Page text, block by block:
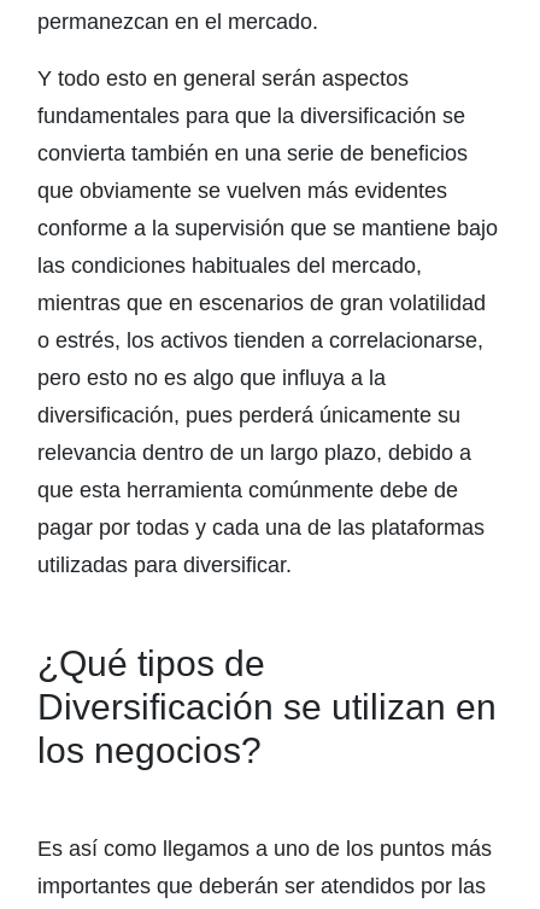
permanezcan en el mercado.
Y todo esto en general serán aspectos
fundamentales para que la diversificación se
convierta también en una serie de beneficios
que obviamente se vuelven más evidentes
conforme a la supervisión que se mantiene bajo
las condiciones habituales del mercado,
mientras que en escenarios de gran volatilidad
o estrés, los activos tienden a correlacionarse,
pero esto no es algo que influya a la
diversificación, pues perderá únicamente su
relevancia dentro de un largo plazo, debido a
que esta herramienta comúnmente debe de
pagar por todas y cada una de las plataformas
utilizadas para diversificar.
¿Qué tipos de
Diversificación se utilizan en
los negocios?
Es así como llegamos a uno de los puntos más
importantes que deberán ser atendidos por las